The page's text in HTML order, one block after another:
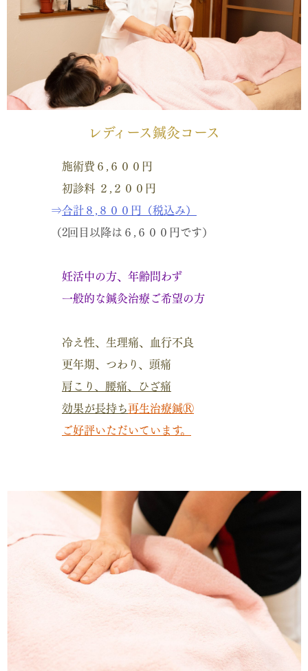
レディース鍼灸コース
施術費６,６００円
初診料 ２,２００円
⇒合計８,８００円（税込み）
（2回目以降は６,６００円です）
妊活中の方、年齢問わず
一般的な鍼灸治療ご希望の方
冷え性、生理痛、血行不良
更年期、つわり、頭痛
肩こり、腰痛、ひざ痛
効果が長持ち再生治療鍼Ⓡ
ご好評いただいています。